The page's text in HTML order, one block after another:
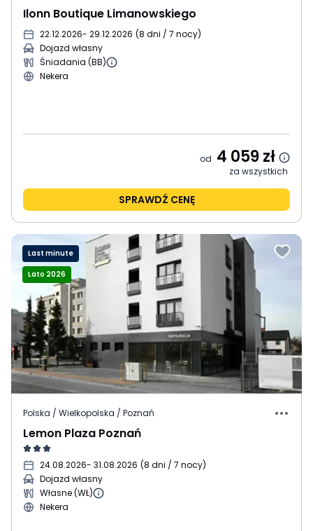
Ilonn Boutique Limanowskiego
22.12.2026- 29.12.2026 (8 dni / 7 nocy)
Dojazd własny
Śniadania (BB)
Nekera
od 4 059zł
za wszystkich
SPRAWDŹ CENĘ
Last minute
Lato 2026
Polska / Wielkopolska / Poznań
Lemon Plaza Poznań
24.08.2026- 31.08.2026 (8 dni / 7 nocy)
Dojazd własny
Własne (WŁ)
Nekera